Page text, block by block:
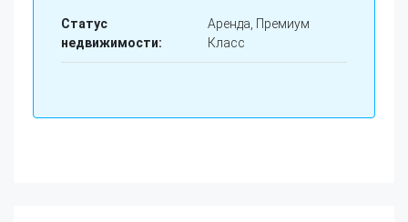
Статус
недвижимости:
Аренда, Премиум
Класс